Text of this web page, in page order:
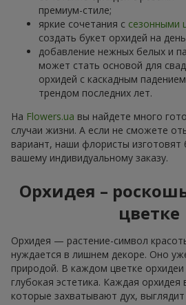
премиум-стиле;
яркие сочетания с сезонными
создать букет орхидей на
добавление нежных белых и
может стать основой для
орхидей с каскадным
трендом последних лет.
На Flowers.ua вы найдете много
случаи жизни. А если не сможете
вариант, наши флористы изготовят
вашему индивидуальному заказу.
Орхидея –
цветке
Орхидея — растение-символ
нуждается в лишнем декоре. Оно
природой. В каждом цветке
глубокая эстетика. Каждая орхидея
которые захватывают дух,